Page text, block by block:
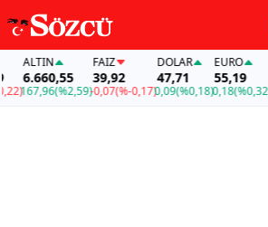
ALTIN
6.660,55
167,96(%2,59)
FAİZ
39,92
-0,07(%-0,17)
DOLAR
47,71
0,09(%0,18)
EURO
55,19
0,18(%0,32)